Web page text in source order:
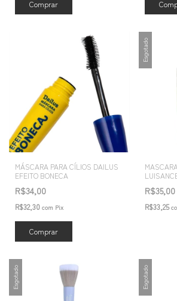
MÁSCARA PARA CÍLIOS DAILUS
EFEITO BONECA
R$34,00
R$32,30 com Pix
Esgotado
R$35,00
R$33,25
Esgotado Esgotado